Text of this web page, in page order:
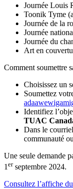
Journée Louis
Toonik Tyme
Journée de la
Journée
Journée du
Art en
Comment soumettre
Choisissez un
Soumettez
Identifiez
TUAC
Dans le
communauté
Une seule demande
1 erseptembre 2024.
Consultez l’affiche